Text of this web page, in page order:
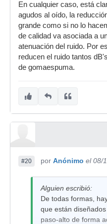
En cualquier caso, está
agudos al oído, la
grande como si no lo
de calidad va asociada a
atenuación del ruido. Por
reducen el ruido tantos
de gomaespuma.
#20 por Anónimo el 08/
Alguien escribió:
De todas formas,
que están
paso-alto de forma